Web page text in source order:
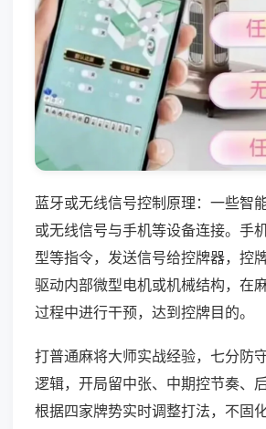
蓝牙或无线信号控制原理：一些智
或无线信号与手机等设备连接。手
型等指令，发送信号给控牌器，控
驱动内部微型电机或机械结构，在
过程中进行干预，达到控牌目的。
打普通麻将大师实战经验，七分防
逻辑，开局留中张、中期控节奏、
根据四家牌势实时调整打法，不固